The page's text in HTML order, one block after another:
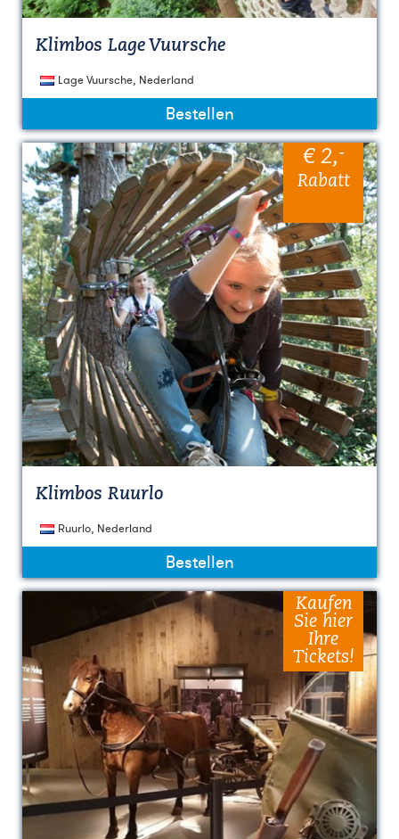
Klimbos Lage Vuursche
Lage Vuursche, Nederland
Bestellen
€ 2,-
Rabatt
Klimbos Ruurlo
Ruurlo, Nederland
Bestellen
Kaufen
Sie hier
Ihre
Tickets!